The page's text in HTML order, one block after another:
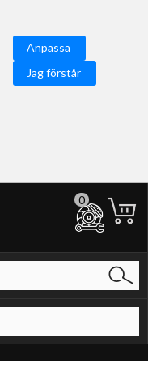
Anpassa
Jag förstår
0